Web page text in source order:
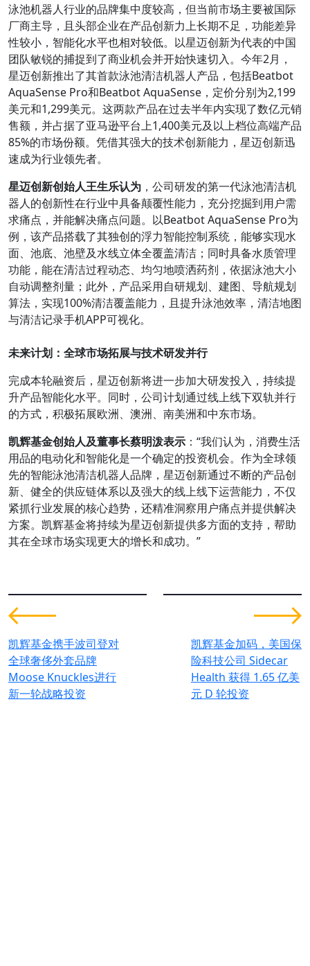
泳池机器人行业的品牌集中度较高，但当前市场主要被国际
厂商主导，且头部企业在产品创新力上长期不足，功能差异
性较小，智能化水平也相对较低。以星迈创新为代表的中国
团队敏锐的捕捉到了商业机会并开始快速切入。今年2月，
星迈创新推出了其首款泳池清洁机器人产品，包括Beatbot
AquaSense Pro和Beatbot AquaSense，定价分别为2,199
美元和1,299美元。这两款产品在过去半年内实现了数亿元销
售额，并占据了亚马逊平台上1,400美元及以上档位高端产品
85%的市场份额。凭借其强大的技术创新能力，星迈创新迅
速成为行业领先者。
星迈创新创始人王生乐认为 ，公司研发的第一代泳池清洁机
器人的创新性在行业中具备颠覆性能力，充分挖掘到用户需
求痛点，并能解决痛点问题。以Beatbot AquaSense Pro为
例，该产品搭载了其独创的浮力智能控制系统，能够实现水
面、池底、池壁及水线立体全覆盖清洁；同时具备水质管理
功能，能在清洁过程动态、均匀地喷洒药剂，依据泳池大小
自动调整剂量；此外，产品采用自研规划、建图、导航规划
算法，实现100%清洁覆盖能力，且提升泳池效率，清洁地图
与清洁记录手机APP可视化。
未来计划：全球市场拓展与技术研发并行
完成本轮融资后，星迈创新将进一步加大研发投入，持续提
升产品智能化水平。同时，公司计划通过线上线下双轨并行
的方式，积极拓展欧洲、澳洲、南美洲和中东市场。
凯辉基金创始人及董事长蔡明泼表示 ：“我们认为，消费生活
用品的电动化和智能化是一个确定的投资机会。作为全球领
先的智能泳池清洁机器人品牌，星迈创新通过不断的产品创
新、健全的供应链体系以及强大的线上线下运营能力，不仅
紧抓行业发展的核心趋势，还精准洞察用户痛点并提供解决
方案。凯辉基金将持续为星迈创新提供多方面的支持，帮助
其在全球市场实现更大的增长和成功。”
凯辉基金携手波司登对
全球奢侈外套品牌
Moose Knuckles进行
新一轮战略投资
凯辉基金加码，美国保
险科技公司 Sidecar
Health 获得 1.65 亿美
元 D 轮投资